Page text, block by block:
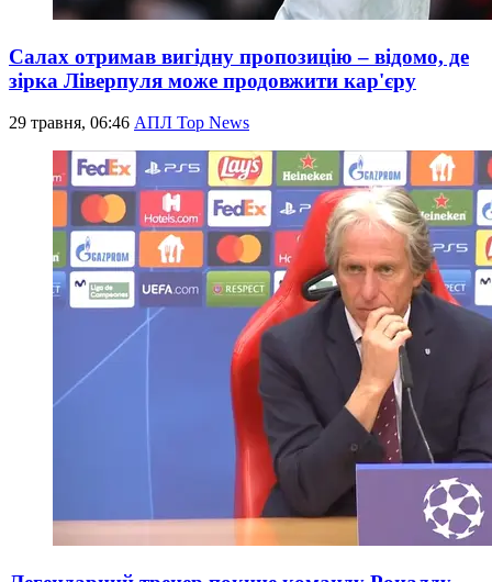
Салах отримав вигідну пропозицію – відомо, де
зірка Ліверпуля може продовжити кар'єру
29 травня, 06:46 АПЛ Top News